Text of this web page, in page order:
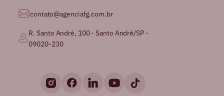
contato@agenciafg.com.br
R. Santo André, 100 - Santo André/SP -
09020-230